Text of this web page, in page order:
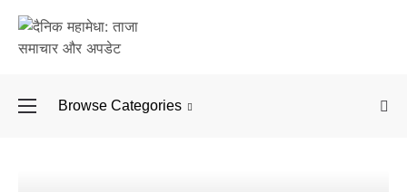
Browse Categories